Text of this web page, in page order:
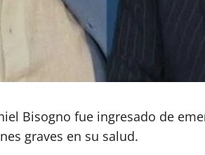
Bisogno fue ingresado de
graves en su salud.